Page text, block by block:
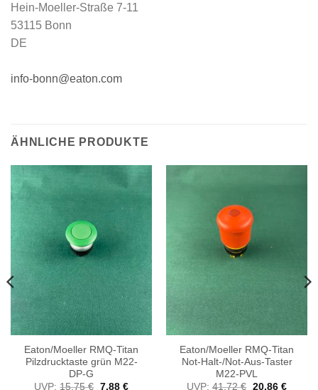
Hein-Moeller-Straße 7-11
53115 Bonn
DE
info-bonn@eaton.com
ÄHNLICHE PRODUKTE
Eaton/Moeller RMQ-Titan
Pilzdrucktaste grün M22-
DP-G
UVP: 15,75€ Ursprünglicher
7,88 €Aktueller
Eaton/Moeller RMQ-Titan
Not-Halt-/Not-Aus-Taster
M22-PVL
UVP: 41,72€ Ursprünglicher
20,86 €